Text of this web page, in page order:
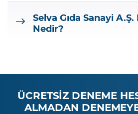
Selva Gıda Sanayi A.Ş.
Nedir?
ÜCRETSİZ DENEME
ALMADAN